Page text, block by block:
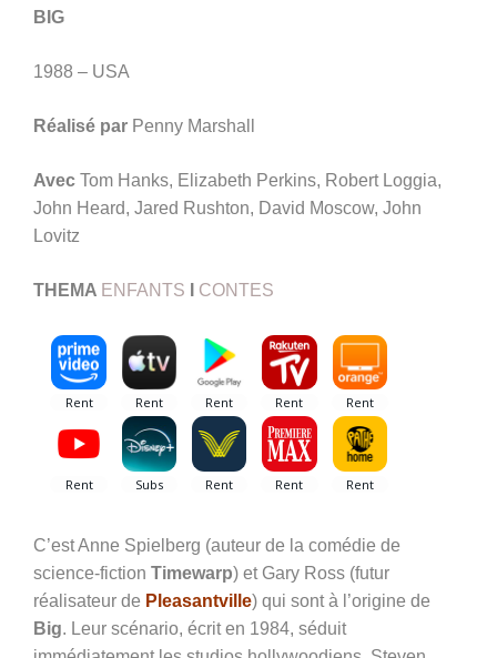
BIG
1988 – USA
Réalisé par Penny Marshall
Avec Tom Hanks, Elizabeth Perkins, Robert Loggia,
John Heard, Jared Rushton, David Moscow, John
Lovitz
THEMA ENFANTS CONTES
C’est Anne Spielberg (auteur de la comédie de
science-fiction Timewarp) et Gary Ross (futur
réalisateur de Pleasantville) qui sont à l’origine de
Big. Leur scénario, écrit en 1984, séduit